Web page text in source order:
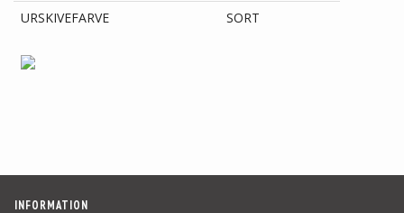
URSKIVEFARVE
SORT
INFORMATION